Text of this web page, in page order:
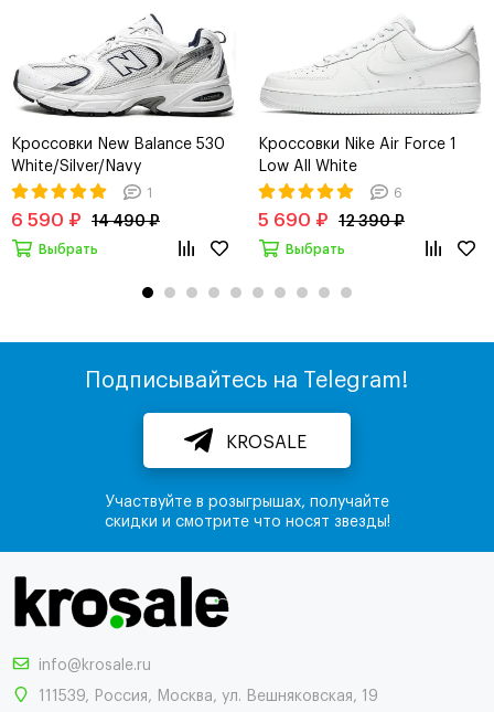
Кроссовки New Balance 530
White/Silver/Navy
1
6 590 ₽ 14 490 ₽
Выбрать
Кроссовки Nike Air Force 1
Low All White
6
5 690 ₽ 12 390 ₽
Выбрать
Подписывайтесь на Telegram!
KROSALE
Участвуйте в розыгрышах, получайте
скидки и смотрите что носят звезды!
info@krosale.ru
111539 Россия Москва ул. Вешняковская, 19